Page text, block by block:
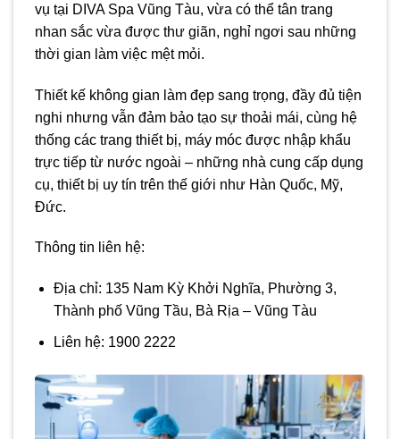
vụ tại DIVA Spa Vũng Tàu, vừa có thể tân trang
nhan sắc vừa được thư giãn, nghỉ ngơi sau những
thời gian làm việc mệt mỏi.
Thiết kế không gian làm đẹp sang trọng, đầy đủ tiện
nghi nhưng vẫn đảm bảo tạo sự thoải mái, cùng hệ
thống các trang thiết bị, máy móc được nhập khẩu
trực tiếp từ nước ngoài – những nhà cung cấp dụng
cụ, thiết bị uy tín trên thế giới như Hàn Quốc, Mỹ,
Đức.
Thông tin liên hệ:
Địa chỉ: 135 Nam Kỳ Khởi Nghĩa, Phường 3,
Thành phố Vũng Tầu, Bà Rịa – Vũng Tàu
Liên hệ: 1900 2222